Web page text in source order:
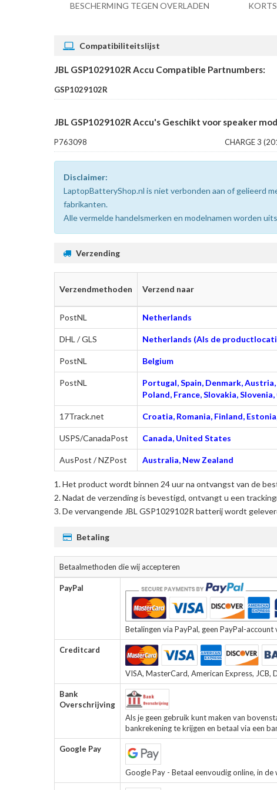
BESCHERMING TEGEN OVERLADEN
Compatibiliteitslijst
JBL GSP1029102R Accu Compatible Partnumbers:
GSP1029102R
JBL GSP1029102R Accu's Geschikt voor speaker
P763098 CHARGE 3
Disclaimer:
LaptopBatteryShop.nl is niet verbonden aan of gelieerd
fabrikanten.
Alle vermelde handelsmerken en modelnamen worden
Verzending
Verzendmethoden Verzend naar
PostNL Netherlands
DHL / GLS Netherlands (Als de
PostNL Belgium
PostNL
Portugal, Spain, Denmark,
Poland, France, Slovakia,
17Track.net Croatia, Romania, Finland,
USPS/CanadaPost Canada, United States
AusPost / NZPost Australia, New Zealand
Het product wordt binnen 24 uur na ontvangst van de
Nadat de verzending is bevestigd, ontvangt u een
Devervangende JBL GSP1029102R batterijwordt
Betaling
Betaalmethoden die wij accepteren
PayPal
Betalingen via PayPal, geen PayPal-
Creditcard
VISA, MasterCard, American Express, JCB,
Bank
Overschrijving
Als je geen gebruik kunt maken van
bankrekening te krijgen en betaal via een
Google Pay
Google Pay - Betaal eenvoudig online, in de